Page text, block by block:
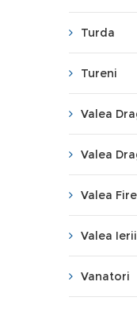
Turda
Tureni
Valea
Valea
Valea
Valea Ierii
Vanatori